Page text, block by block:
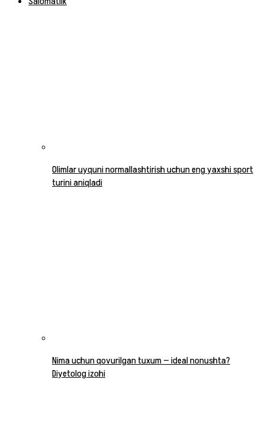
Olimlar uyquni normallashtirish uchun eng yaxshi sport
turini aniqladi
Nima uchun qovurilgan tuxum — ideal nonushta?
Diyetolog izohi